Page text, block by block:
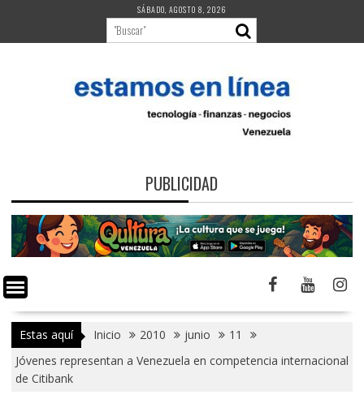
contenido
SÁBADO, AGOSTO 8, 2026
PUBLICIDAD
Estas aquí Inicio 2010 junio
11
Jóvenes representan a Venezuela en competencia internacional
de Citibank